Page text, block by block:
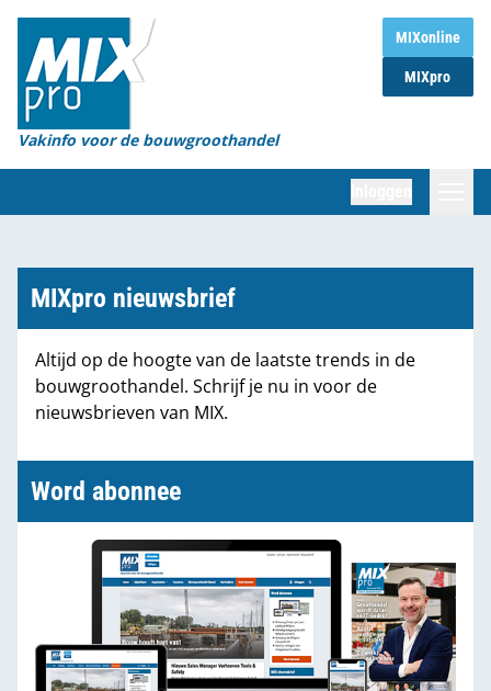
MIXonline
MIXpro
Vakinfo voor de bouwgroothandel
Home
Magazines
Organisaties
Marktcijfers
Partners
MIXpro nieuwsbrief
Altijd op de hoogte van de laatste trends in de
bouwgroothandel. Schrijf je nu in voor de
nieuwsbrieven van MIX.
Word abonnee